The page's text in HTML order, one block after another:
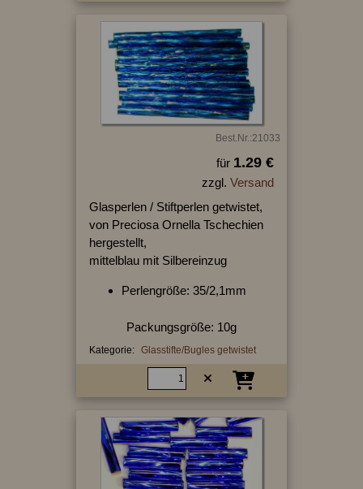
Best.Nr.:21033
für 1.29 €
zzgl. Versand
Glasperlen / Stiftperlen getwistet,
von Preciosa Ornella Tschechien
hergestellt,
mittelblau mit Silbereinzug
Perlengröße: 35/2,1mm
Packungsgröße: 10g
Kategorie: Glasstifte/Bugles getwistet